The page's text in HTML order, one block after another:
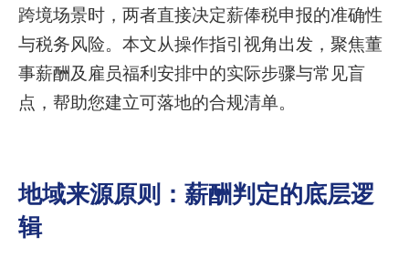
跨境场景时，两者直接决定薪俸税申报的准确性
与税务风险。本文从操作指引视角出发，聚焦董
事薪酬及雇员福利安排中的实际步骤与常见盲
点，帮助您建立可落地的合规清单。
地域来源原则：薪酬判定的底层逻
辑